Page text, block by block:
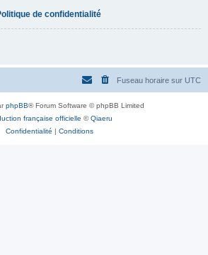
de confidentialité
Fuseau horaire sur UTC
phpBB® Forum Software © phpBB Limited
française officielle ©Qiaeru
Confidentialité | Conditions